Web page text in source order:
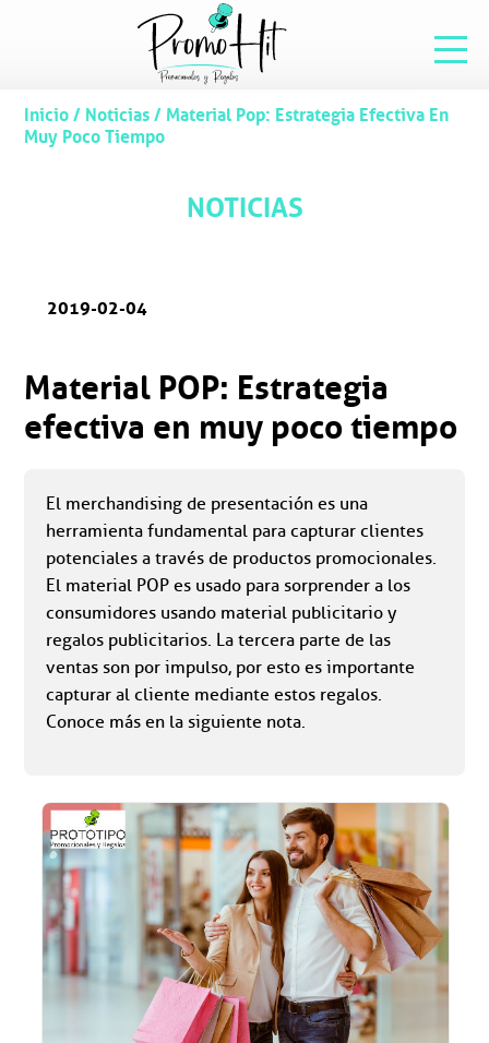
Inicio/ Noticias/ Material Pop: Estrategia Efectiva En
Muy Poco Tiempo
NOTICIAS
2019-02-04
Material POP: Estrategia
efectiva en muy poco tiempo
El merchandising de presentación es una
herramienta fundamental para capturar clientes
potenciales a través de productos promocionales.
El material POP es usado para sorprender a los
consumidores usando material publicitario y
regalos publicitarios. La tercera parte de las
ventas son por impulso, por esto es importante
capturar al cliente mediante estos regalos.
Conoce más en la siguiente nota.